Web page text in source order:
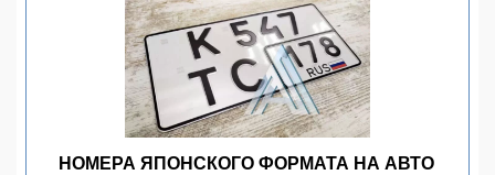
НОМЕРА ЯПОНСКОГО ФОРМАТА НА АВТО